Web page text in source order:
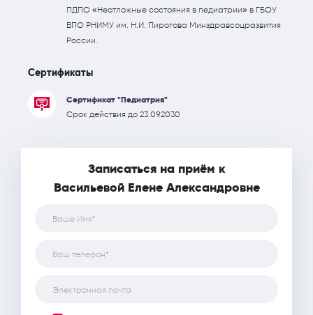
ПДПО «Неотложные состояния в педиатрии» в ГБОУ
ВПО РНИМУ им. Н.И. Пирогова Минздравсоцразвития
России.
Сертификаты
Сертификат "Педиатрия"
Срок действия до 23.09.2030
Записаться на приём к
Васильевой Елене Александровне
Ваше Имя*
Ваш телефон*
Электронная почта